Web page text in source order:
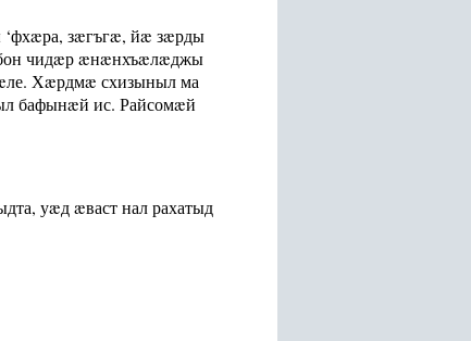
зæгъгæ, йæ зæрды
чидæр æнæнхъæлæджы
Хæрдмæ схизыныл ма
бафынæй ис. Райсомæй
уæд æваст нал рахатыд